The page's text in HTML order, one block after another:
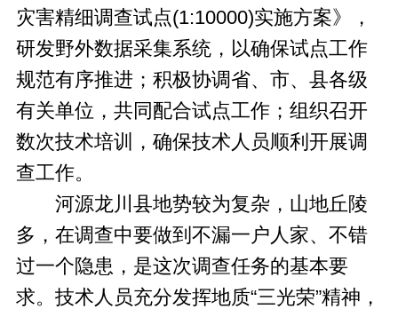
灾害精细调查试点(1:10000)实施方案》，
研发野外数据采集系统，以确保试点工作
规范有序推进；积极协调省、市、县各级
有关单位，共同配合试点工作；组织召开
数次技术培训，确保技术人员顺利开展调
查工作。
河源龙川县地势较为复杂，山地丘陵
多，在调查中要做到不漏一户人家、不错
过一个隐患，是这次调查任务的基本要
求。技术人员充分发挥地质“三光荣”精神，